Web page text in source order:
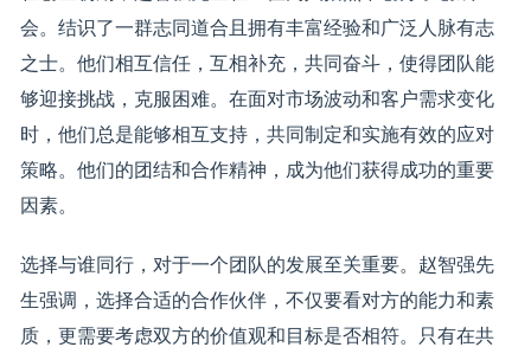
会。结识了一群志同道合且拥有丰富经验和广泛人脉有志
之士。他们相互信任，互相补充，共同奋斗，使得团队能
够迎接挑战，克服困难。在面对市场波动和客户需求变化
时，他们总是能够相互支持，共同制定和实施有效的应对
策略。他们的团结和合作精神，成为他们获得成功的重要
因素。
选择与谁同行，对于一个团队的发展至关重要。赵智强先
生强调，选择合适的合作伙伴，不仅要看对方的能力和素
质，更需要考虑双方的价值观和目标是否相符。只有在共